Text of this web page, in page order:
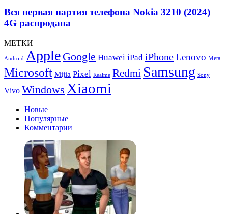
Вся первая партия телефона Nokia 3210 (2024)
4G распродана
МЕТКИ
Android Apple Google Huawei iPad iPhoneLenovo Meta
Microsoft Mijia Pixel Realme Redmi Samsung Sony
Vivo Windows Xiaomi
Новые
Популярные
Комментарии